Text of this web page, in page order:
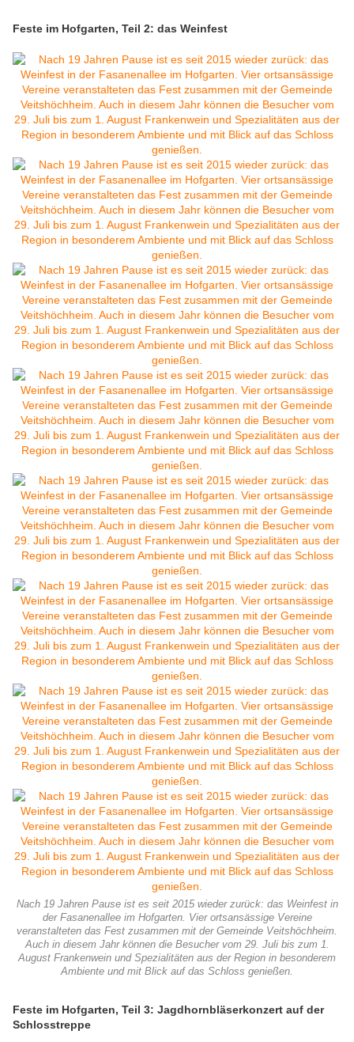
Feste im Hofgarten, Teil 2: das Weinfest
Nach 19 Jahren Pause ist es seit 2015 wieder zurück: das Weinfest in
der Fasanenallee im Hofgarten. Vier ortsansässige Vereine
veranstalteten das Fest zusammen mit der Gemeinde Veitshöchheim.
Auch in diesem Jahr können die Besucher vom 29. Juli bis zum 1.
August Frankenwein und Spezialitäten aus der Region in besonderem
Ambiente und mit Blick auf das Schloss genießen.
Feste im Hofgarten, Teil 3: Jagdhornbläserkonzert auf der
Schlosstreppe